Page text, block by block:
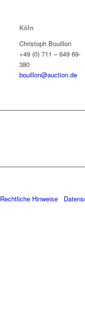
Köln
Christoph Bouillon
+49 (0) 711 – 649 69-
380
bouillon@auction.de
Rechtliche Hinweise